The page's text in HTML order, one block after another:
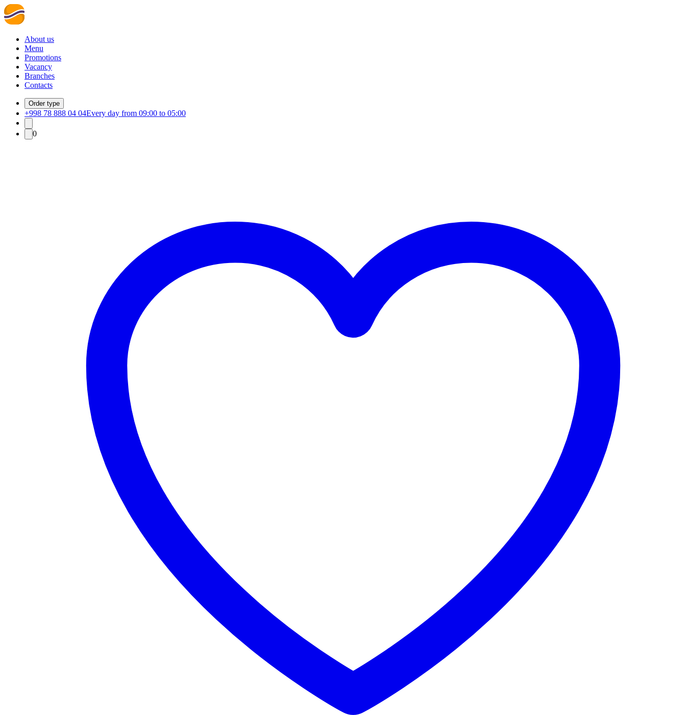
About us
Menu
Promotions
Vacancy
Branches
Contacts
Order type
+998 78 888 04 04Every day from 09:00 to 05:00
0